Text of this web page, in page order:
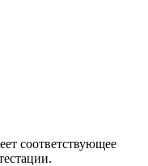
соответствующее